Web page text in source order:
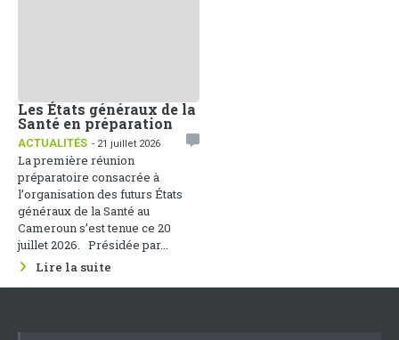
Les États généraux de la
Santé en préparation
ACTUALITÉS - 21 juillet 2026
La première réunion
préparatoire consacrée à
l’organisation des futurs États
généraux de la Santé au
Cameroun s’est tenue ce 20
juillet 2026. Présidée par...
Lire la suite